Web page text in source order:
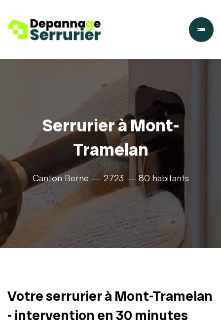
Serrurier à Mont-
Tramelan
Canton Berne — 2723 — 80 habitants
Votre serrurier à Mont-Tramelan
- intervention en 30 minutes